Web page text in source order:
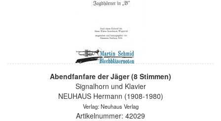
Abendfanfare der Jäger (8 Stimmen)
Signalhorn und Klavier
NEUHAUS Hermann (1908-1980)
Verlag: Neuhaus Verlag
Artikelnummer: 42029